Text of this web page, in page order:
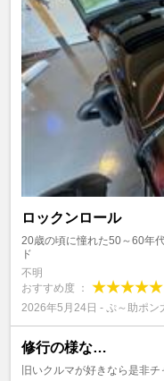
ロックンロール
20歳の頃に憧れた50～60年
ド
不明
おすすめ度 ：
2026年5月24日 - ぷ～助ポン
修行の様な…
旧いクルマが好きなら是非チ